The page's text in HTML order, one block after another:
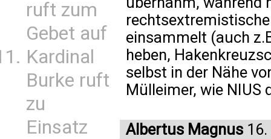
ruft zum
Gebet auf
Kardinal
Burke ruft
zu
Einsatz
einsammelt (auch
heben,
selbst in der Nähe
Mülleimer, wie NIUS
Albertus Magnus